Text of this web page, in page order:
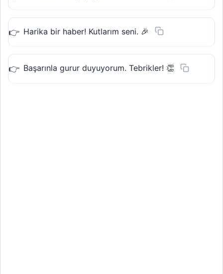
Harika bir haber! Kutlarım seni. 🎉
Başarınla gurur duyuyorum. Tebrikler! 👏